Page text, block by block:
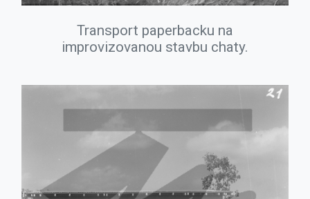
Transport paperbacku na
improvizovanou stavbu chaty.